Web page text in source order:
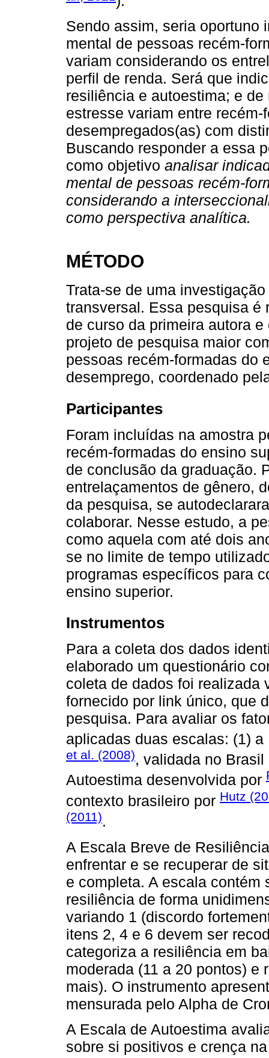
Sendo assim, seria oportuno
mental de pessoas recém-
variam considerando os
perfil de renda. Será que
resiliência e autoestima; e
estresse variam entre
desempregados(as) com
Buscando responder a essa
como objetivo analisar
mental de pessoas recém-
considerando a
como perspectiva analítica.
MÉTODO
Trata-se de uma
transversal. Essa pesquisa é
de curso da primeira autora
projeto de pesquisa maior
pessoas recém-formadas do
desemprego, coordenado
Participantes
Foram incluídas na amostra
recém-formadas do ensino
de conclusão da graduação.
entrelaçamentos de gênero,
da pesquisa, se
colaborar. Nesse estudo, a
como aquela com até dois
se no limite de tempo
programas específicos para
ensino superior.
Instrumentos
Para a coleta dos dados
elaborado um questionário
coleta de dados foi realizada
fornecido por link único, que
pesquisa. Para avaliar os
aplicadas duas escalas: (1)
et al. (2008), validada no
Autoestima desenvolvida por
contexto brasileiro por Hutz
(2011).
A Escala Breve de
enfrentar e se recuperar de
e completa. A escala
resiliência de forma
variando 1 (discordo
itens 2, 4 e 6 devem ser
categoriza a resiliência em
moderada (11 a 20 pontos)
mais). O instrumento
mensurada pelo Alpha de
A Escala de Autoestima
sobre si positivos e crença